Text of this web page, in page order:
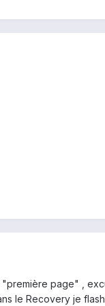
page" ,
le Recovery je